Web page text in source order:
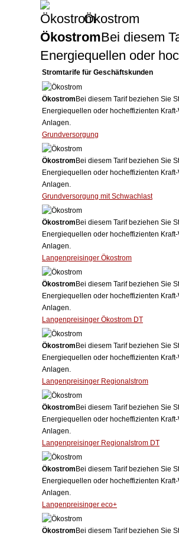
Ökostrom
ÖkostromBei diesem
Energiequellen oder
Stromtarife für Geschäftskunden
Ökostrom Bei diesem Tarif beziehen Sie
Energiequellen oder hocheffizienten
Anlagen.
Grundversorgung
Ökostrom Bei diesem Tarif beziehen Sie
Energiequellen oder hocheffizienten
Anlagen.
Grundversorgung mit Schwachlast
Ökostrom Bei diesem Tarif beziehen Sie
Energiequellen oder hocheffizienten
Anlagen.
Langenpreisinger Ökostrom
Ökostrom Bei diesem Tarif beziehen Sie
Energiequellen oder hocheffizienten
Anlagen.
Langenpreisinger Ökostrom DT
Ökostrom Bei diesem Tarif beziehen Sie
Energiequellen oder hocheffizienten
Anlagen.
Langenpreisinger Regionalstrom
Ökostrom Bei diesem Tarif beziehen Sie
Energiequellen oder hocheffizienten
Anlagen.
Langenpreisinger Regionalstrom DT
Ökostrom Bei diesem Tarif beziehen Sie
Energiequellen oder hocheffizienten
Anlagen.
Langenpreisinger eco+
Ökostrom Bei diesem Tarif beziehen Sie